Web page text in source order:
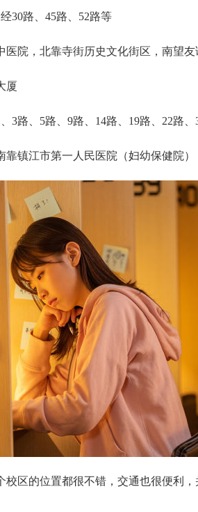
30路、45路、52路等
院‌，北靠‌寺街历史文化街区‌，南望‌
厦
路、5路、9路、14路、19路、22路
镇江市第一人民医院（妇幼保健院
区的位置都很不错，交通也很便利